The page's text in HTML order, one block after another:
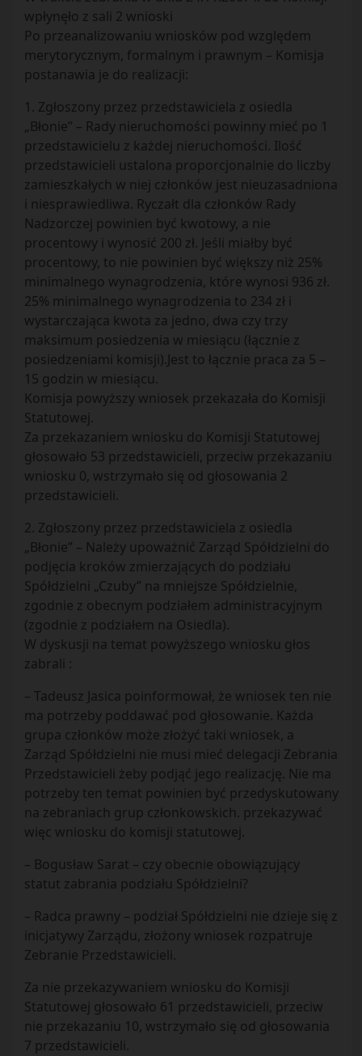
wpłynęło z sali 2 wnioski
Po przeanalizowaniu wniosków pod względem
merytorycznym, formalnym i prawnym – Komisja
postanawia je do realizacji:
1. Zgłoszony przez przedstawiciela z osiedla
„Błonie” – Rady nieruchomości powinny mieć po 1
przedstawicielu z każdej nieruchomości. Ilość
przedstawicieli ustalona proporcjonalnie do liczby
zamieszkałych w niej członków jest nieuzasadniona
i niesprawiedliwa. Ryczałt dla członków Rady
Nadzorczej powinien być kwotowy, a nie
procentowy i wynosić 200 zł. Jeśli miałby być
procentowy, to nie powinien być większy niż 25%
minimalnego wynagrodzenia, które wynosi 936 zł.
25% minimalnego wynagrodzenia to 234 zł i
wystarczająca kwota za jedno, dwa czy trzy
maksimum posiedzenia w miesiącu (łącznie z
posiedzeniami komisji).Jest to łącznie praca za 5 –
15 godzin w miesiącu.
Komisja powyższy wniosek przekazała do Komisji
Statutowej.
Za przekazaniem wniosku do Komisji Statutowej
głosowało 53 przedstawicieli, przeciw przekazaniu
wniosku 0, wstrzymało się od głosowania 2
przedstawicieli.
2. Zgłoszony przez przedstawiciela z osiedla
„Błonie” – Należy upoważnić Zarząd Spółdzielni do
podjęcia kroków zmierzających do podziału
Spółdzielni „Czuby” na mniejsze Spółdzielnie,
zgodnie z obecnym podziałem administracyjnym
(zgodnie z podziałem na Osiedla).
W dyskusji na temat powyższego wniosku głos
zabrali :
– Tadeusz Jasica poinformował, że wniosek ten nie
ma potrzeby poddawać pod głosowanie. Każda
grupa członków może złożyć taki wniosek, a
Zarząd Spółdzielni nie musi mieć delegacji Zebrania
Przedstawicieli żeby podjąć jego realizację. Nie ma
potrzeby ten temat powinien być przedyskutowany
na zebraniach grup członkowskich. przekazywać
więc wniosku do komisji statutowej.
– Bogusław Sarat – czy obecnie obowiązujący
statut zabrania podziału Spółdzielni?
– Radca prawny – podział Spółdzielni nie dzieje się z
inicjatywy Zarządu, złożony wniosek rozpatruje
Zebranie Przedstawicieli.
Za nie przekazywaniem wniosku do Komisji
Statutowej głosowało 61 przedstawicieli, przeciw
nie przekazaniu 10, wstrzymało się od głosowania
7 przedstawicieli.